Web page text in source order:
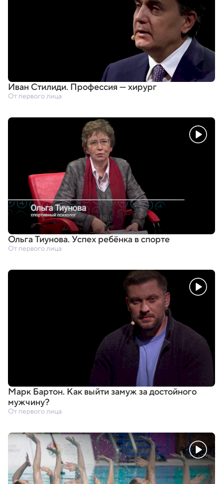
Иван Стилиди. Профессия — хирург
От первого лица
Ольга Тиунова. Успех ребёнка в спорте
От первого лица
Марк Бартон. Как выйти замуж за достойного
мужчину?
От первого лица